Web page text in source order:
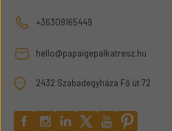
+36309165449
hello@papaigepalkatresz.hu
2432 Szabadegyháza Fő út 72